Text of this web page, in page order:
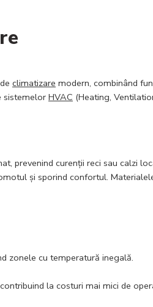
climatizare modern, combinând
sistemelorHVAC (Heating,
prevenind curenții reci sau calzi
și sporind confortul.
zonele cu temperatură inegală.
la costuri mai mici de